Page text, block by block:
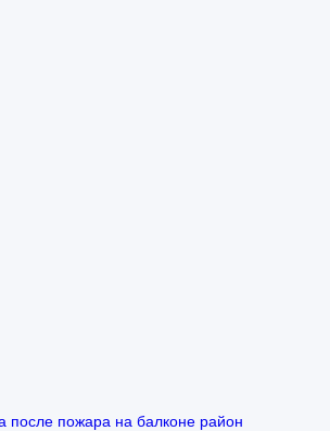
после пожара на балконе район